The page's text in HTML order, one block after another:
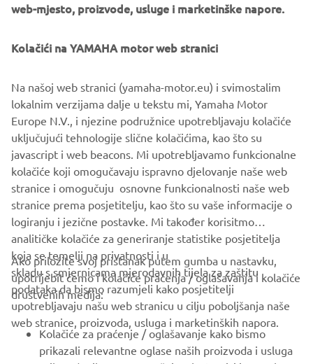
YAMATRACK
The Most Advanced Course Management System.
SAZNAJTE VIŠE
CORPORATE
FOR BUSINESS
web-mjesto, proizvode, usluge i marketinške napore.
Kolačići na YAMAHA motor web stranici
Na našoj web stranici (yamaha-motor.eu) i svimostalim
lokalnim verzijama dalje u tekstu mi, Yamaha Motor
Europe N.V., i njezine podružnice upotrebljavaju kolačiće
uključujući tehnologije slične kolačićima, kao što su
javascript i web beacons. Mi upotrebljavamo funkcionalne
kolačiće koji omogučavaju ispravno djelovanje naše web
stranice i omogučuju osnovne funkcionalnosti naše web
stranice prema posjetitelju, kao što su vaše informacije o
logiranju i jezične postavke. Mi također korisitmo
analitičke kolačiće za generiranje statistike posjetitelja
koja se temelji na privatnosti i u
skladu s smjernicama mjerodavnih tijela za zaštitu
podataka da bismo razumjeli kako posjetitelji
upotrebljavaju našu web stranicu u cilju poboljšanja naše
web stranice, proizvoda, usluga i marketinških napora.
Ako priložite svoj pristanak putem gumba u nastavku,
upotrijebit ćemo i kolačiće praćenja / oglašavanja i kolačiće
društvenih medija:
Kolačiće za praćenje / oglašavanje kako bismo
prikazali relevantne oglase naših proizvoda i usluga